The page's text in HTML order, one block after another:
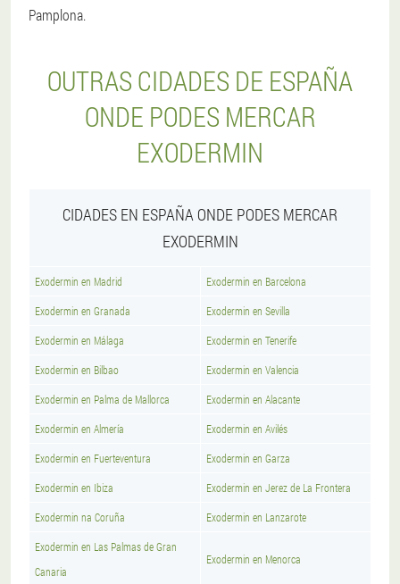
Pamplona.
OUTRAS CIDADES DE ESPAÑA
ONDE PODES MERCAR
EXODERMIN
CIDADES EN ESPAÑA ONDE PODES MERCAR
EXODERMIN
Exodermin en Madrid Exodermin en Barcelona
Exodermin en Granada Exodermin en Sevilla
Exodermin en Málaga Exodermin en Tenerife
Exodermin en Bilbao Exodermin en Valencia
Exodermin en Palma de Mallorca Exodermin en Alacante
Exodermin en Almería Exodermin en Avilés
Exodermin en Fuerteventura Exodermin en Garza
Exodermin en Ibiza Exodermin en Jerez de La Frontera
Exodermin na Coruña Exodermin en Lanzarote
Exodermin en Las Palmas de Gran
Canaria
Exodermin en Menorca